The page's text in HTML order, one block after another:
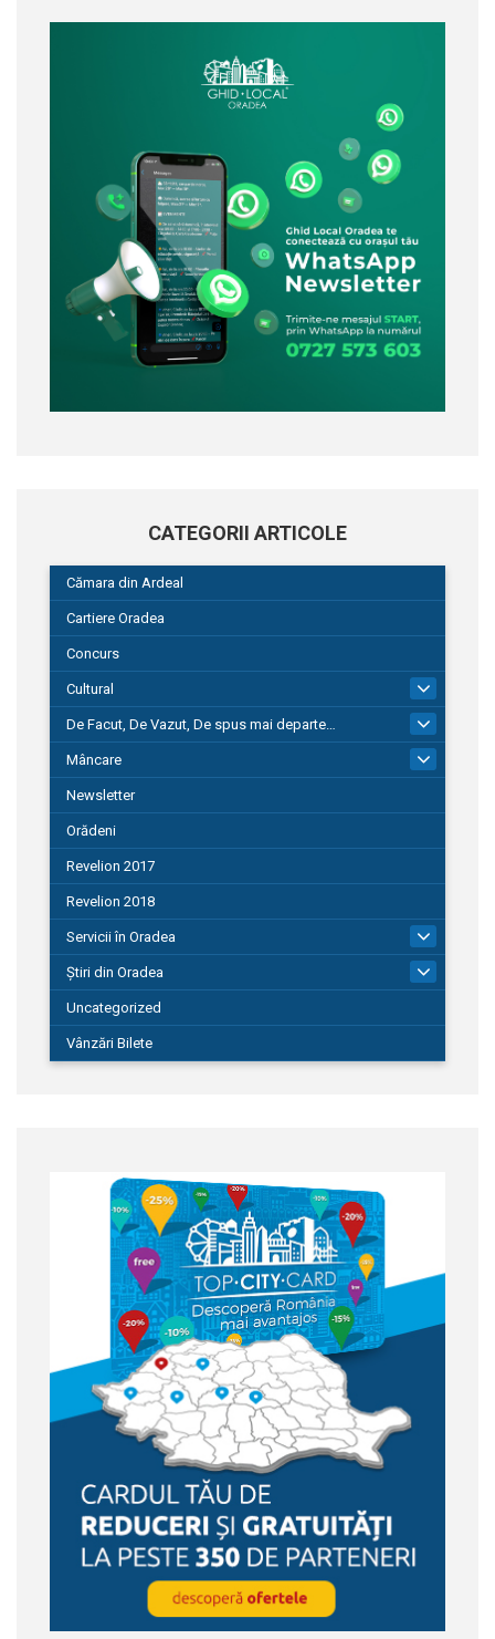
CATEGORII ARTICOLE
Cămara din Ardeal
Cartiere Oradea
Concurs
Cultural
De Facut, De Vazut, De spus mai departe…
580
Mâncare
Newsletter
Orădeni
Revelion 2017
Revelion 2018
Servicii în Oradea
Știri din Oradea
Uncategorized
Vânzări Bilete